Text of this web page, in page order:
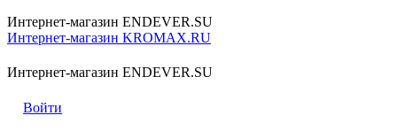
Интернет-магазин ENDEVER.SU
Интернет-магазин KROMAX.RU
Интернет-магазин ENDEVER.SU
Войти